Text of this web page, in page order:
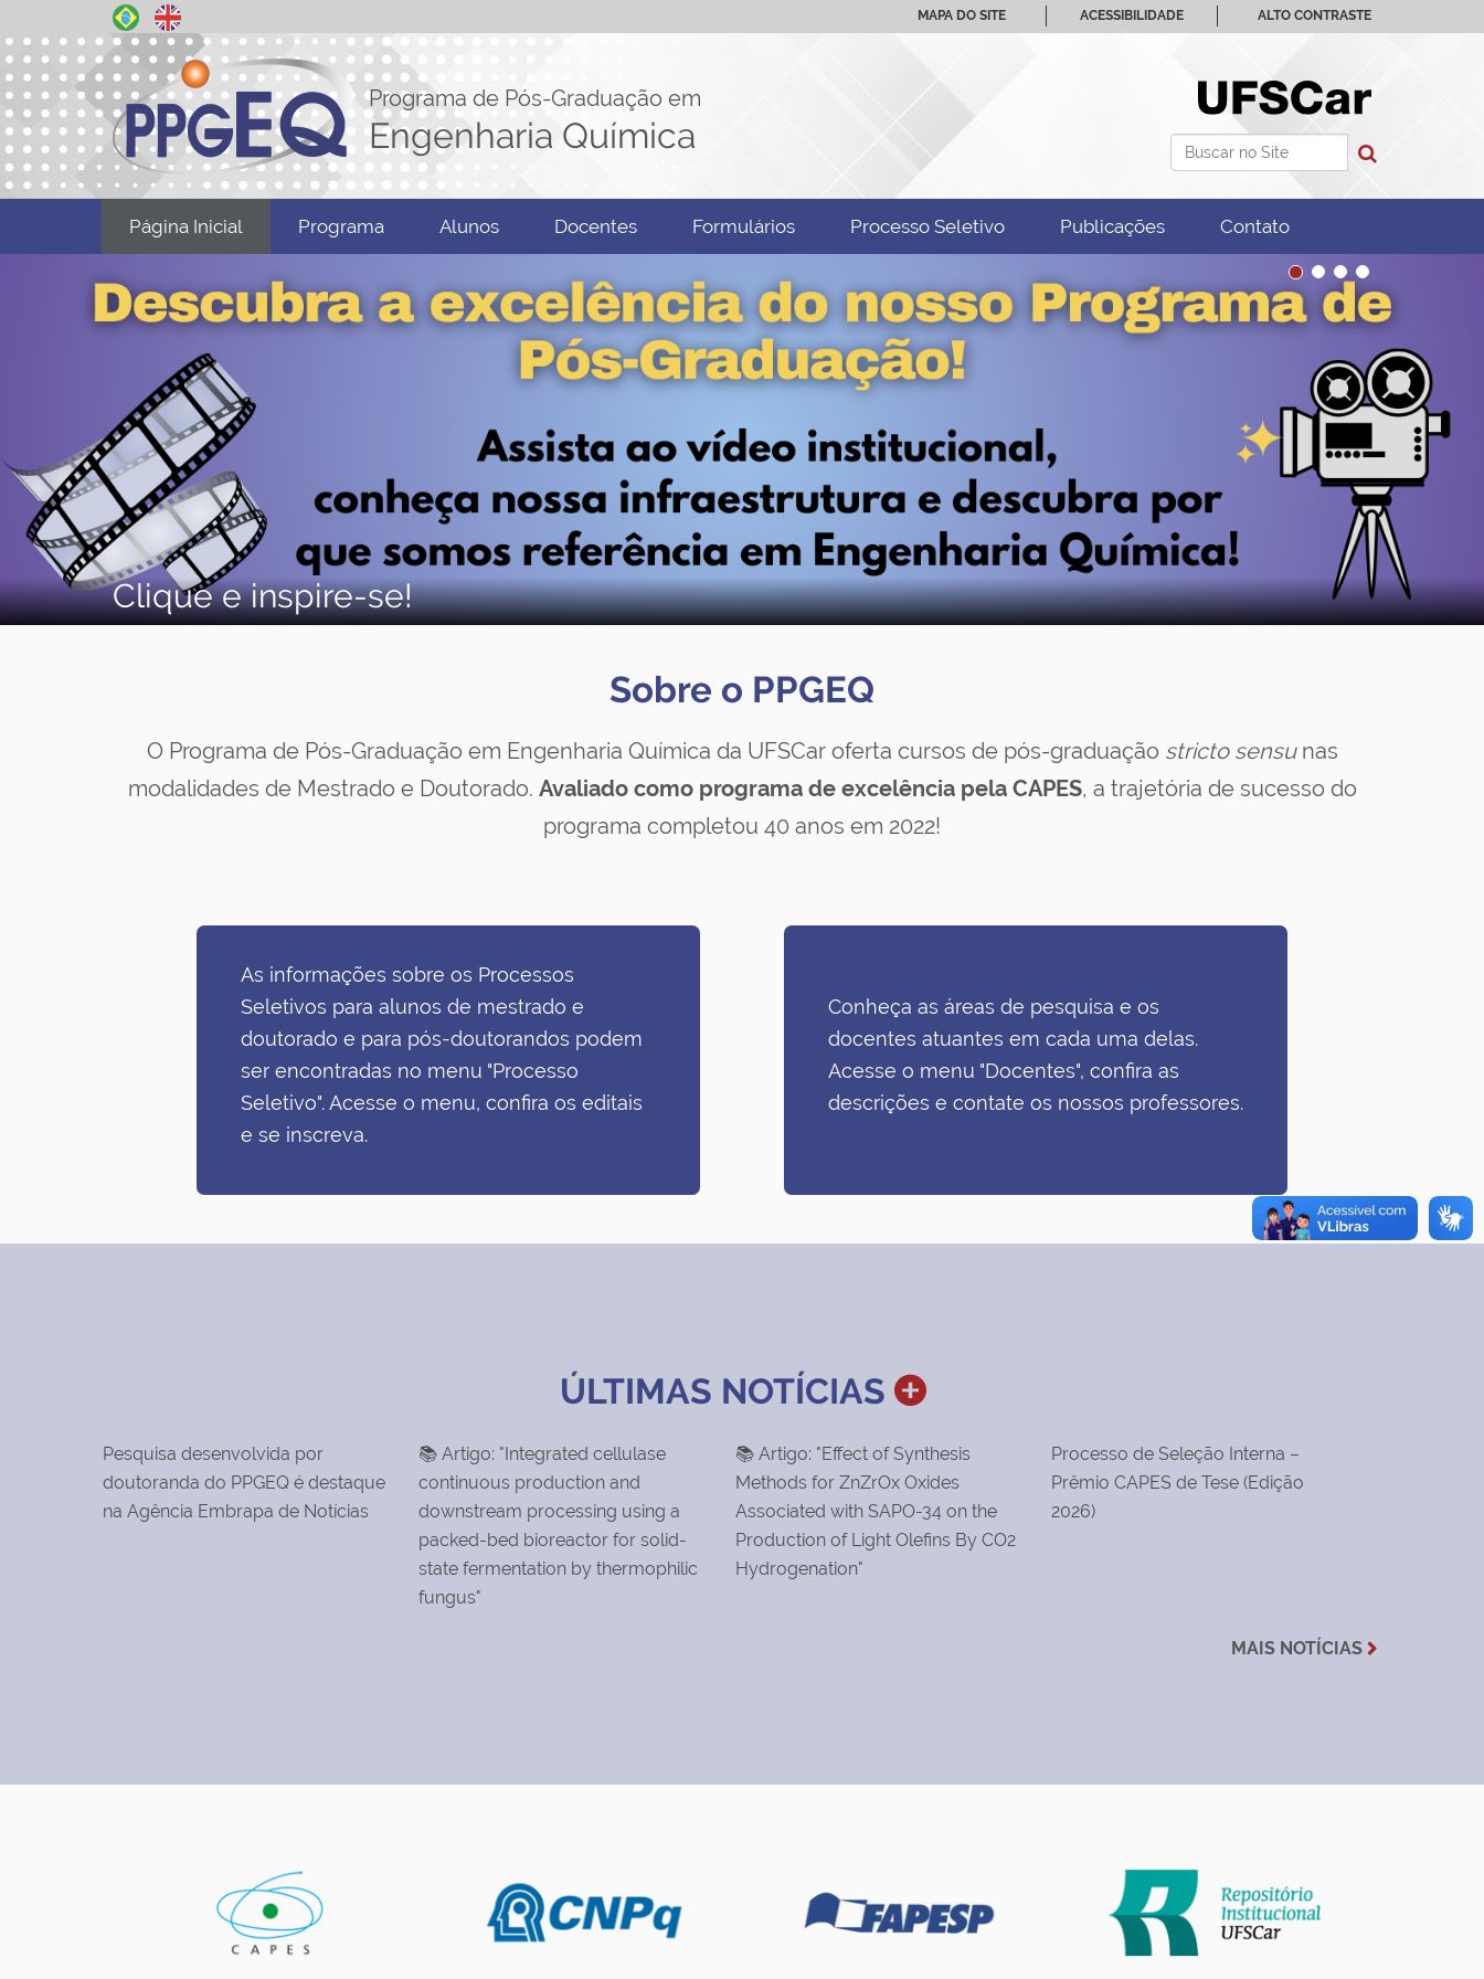
Programa de Pós-Graduação em
Engenharia Química Busca
MAPA DO SITE ACESSIBILIDADE ALTO CONTRASTE
o
Página Inicial Programa Alunos Docentes Formulários Processo Seletivo Publicações Contato
1 2 3 4
Clique e inspire-se!
Sobre o PPGEQ
O Programa de Pós-Graduação em Engenharia Química da UFSCar oferta cursos de pós-graduação stricto sensunas
modalidades de Mestrado e Doutorado. Avaliado como programa de excelência pela CAPES, a trajetória de sucesso do
programa completou 40 anos em 2022!
As informações sobre os Processos
Seletivos para alunos de mestrado e
doutorado e para pós-doutorandos podem
ser encontradas no menu "Processo
Seletivo". Acesse o menu, confira os editais
e se inscreva.
Conheça as áreas de pesquisa e os
docentes atuantes em cada uma delas.
Acesse o menu "Docentes", confira as
descrições e contate os nossos professores.
ÚLTIMAS NOTÍCIAS
Pesquisa desenvolvida por
doutoranda do PPGEQ é destaque
na Agência Embrapa de Notícias
📚 Artigo: "Integrated cellulase
continuous production and
downstream processing using a
packed-bed bioreactor for solid-
state fermentation by thermophilic
fungus"
📚 Artigo: "Effect of Synthesis
Methods for ZnZrOx Oxides
Associated with SAPO-34 on the
Production of Light Olefins By CO2
Hydrogenation"
Processo de Seleção Interna –
Prêmio CAPES de Tese (Edição
2026)
MAIS NOTÍCIAS